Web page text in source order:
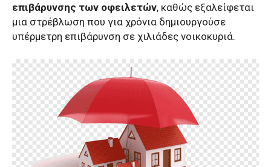
επιβάρυνσης των οφειλετών, καθώς εξαλείφεται
μια στρέβλωση που για χρόνια δημιουργούσε
υπέρμετρη επιβάρυνση σε χιλιάδες νοικοκυριά.